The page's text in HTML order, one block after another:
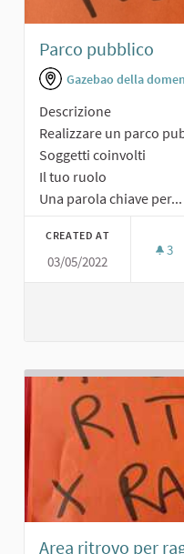
Parco pubblico
Gazebao della
Descrizione
Realizzare un parco
Soggetti coinvolti
Il tuo ruolo
Una parola chiave per...
CREATED AT
03/05/2022
3
Area ritrovo per